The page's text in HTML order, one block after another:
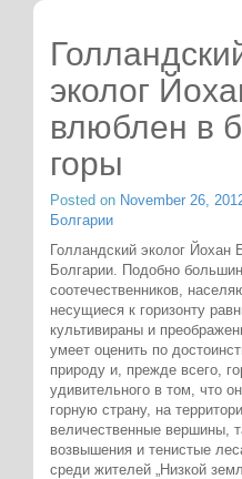
эколог
влюблен в
горы
Posted on November 26,
Болгарии
Голландский эколог Йохан
Болгарии. Подобно
соотечественников,
несущиеся к горизонту
культивираны и
умеет оценить по
природу и, прежде всего,
удивительного в том, что
горную страну, на
величественные вершины,
возвышения и тенистые
среди жителей „Низкой